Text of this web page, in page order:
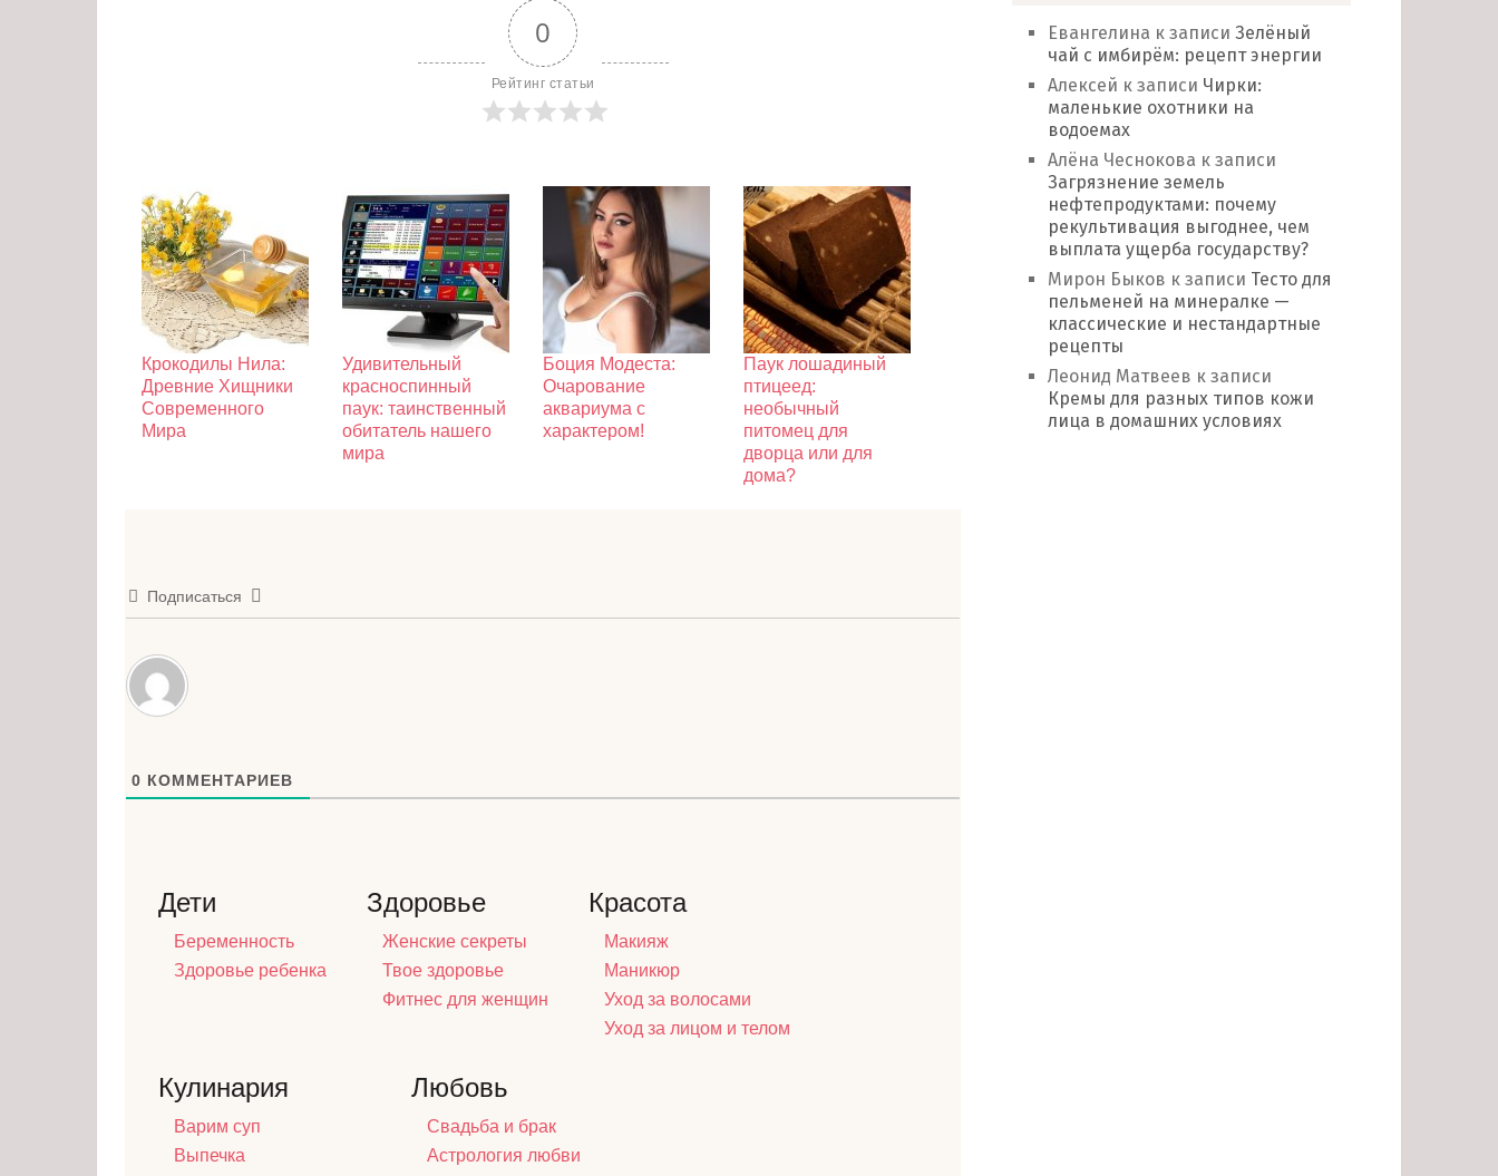
0
Рейтинг статьи
Крокодилы Нила:
Древние Хищники
Современного
Мира
Удивительный
красноспинный
паук: таинственный
обитатель нашего
мира
Боция Модеста:
Очарование
аквариума с
характером!
Паук лошадиный
птицеед:
необычный
питомец для
дворца или для
дома?
Подписаться
0 КОММЕНТАРИЕВ
Дети
Беременность
Здоровье ребенка
Здоровье
Женские секреты
Твое здоровье
Фитнес для женщин
Красота
Макияж
Маникюр
Уход за волосами
Уход за лицом и телом
Кулинария
Варим суп
Выпечка
Любовь
Свадьба и брак
Астрология любви
Евангелина к записиЗелёный
чай с имбирём: рецепт энергии
Алексей к записи Чирки:
маленькие охотники на
водоемах
Алёна Чеснокова к записи
Загрязнение земель
нефтепродуктами: почему
рекультивация выгоднее, чем
выплата ущерба государству?
Мирон Быков к записи Тесто для
пельменей на минералке —
классические и нестандартные
рецепты
Леонид Матвеев к записи
Кремы для разных типов кожи
лица в домашних условиях